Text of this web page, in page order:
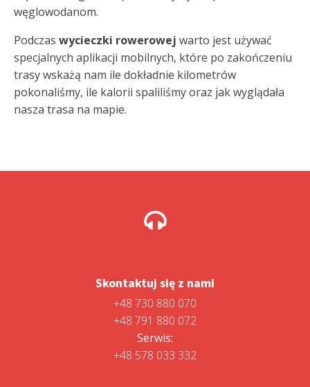
węglowodanom.
Podczas wycieczki rowerowej warto jest używać
specjalnych aplikacji mobilnych, które po zakończeniu
trasy wskażą nam ile dokładnie kilometrów
pokonaliśmy, ile kalorii spaliliśmy oraz jak wyglądała
nasza trasa na mapie.
Skontaktuj się z nami
+48 730 880 070
+48 791 880 072
Serwis:
+48 578 033 332